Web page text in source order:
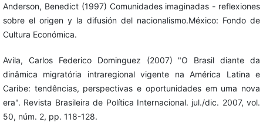
Anderson, Benedict (1997) Comunidades imaginadas - reflexiones
sobre el origen y la difusión del nacionalismo.México: Fondo de
Cultura Económica.
Avila, Carlos Federico Dominguez (2007) "O Brasil diante da
dinâmica migratória intraregional vigente na América Latina e
Caribe: tendências, perspectivas e oportunidades em uma nova
era". Revista Brasileira de Política Internacional. jul./dic. 2007, vol.
50, núm. 2, pp. 118-128.